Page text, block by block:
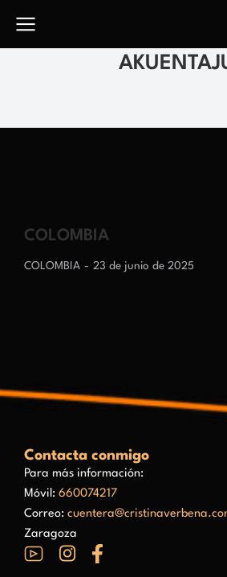
COLOMBIA
COLOMBIA 23 de junio de 2025
Contacta conmigo
Para más información:
Móvil: 660074217
Correo:
Zaragoza